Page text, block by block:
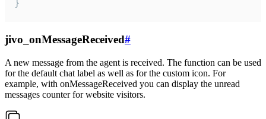
}
jivo_onMessageReceived#
A new message from the agent is received. The function can be used
for the default chat label as well as for the custom icon. For
example, with onMessageReceived you can display the unread
messages counter for website visitors.